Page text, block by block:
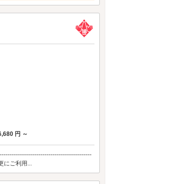
円 ～
にご利用...